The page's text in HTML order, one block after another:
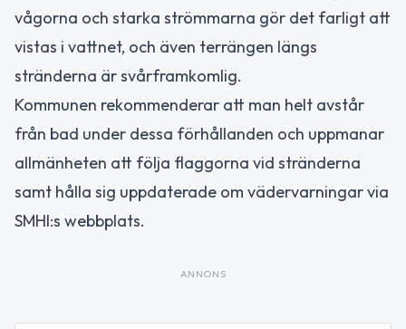
vågorna och starka strömmarna gör det farligt att
vistas i vattnet, och även terrängen längs
stränderna är svårframkomlig.
Kommunen rekommenderar att man helt avstår
från bad under dessa förhållanden och uppmanar
allmänheten att följa flaggorna vid stränderna
samt hålla sig uppdaterade om vädervarningar via
SMHI:s webbplats.
ANNONS